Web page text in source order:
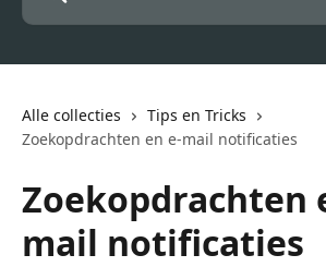
Alle collecties
Tips en Tricks
Zoekopdrachten en e-mail notificaties
Zoekopdrachten
mail notificaties